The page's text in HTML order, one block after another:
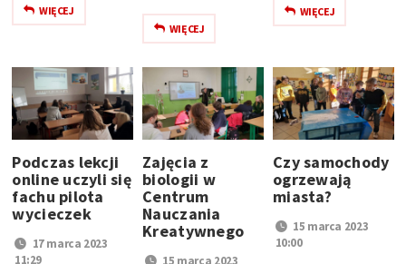
WIĘCEJ
WIĘCEJ
WIĘCEJ
Podczas lekcji
online uczyli się
fachu pilota
wycieczek
17 marca 2023
11:29
Zajęcia z
biologii w
Centrum
Nauczania
Kreatywnego
15 marca 2023
Czy samochody
ogrzewają
miasta?
15 marca 2023
10:00